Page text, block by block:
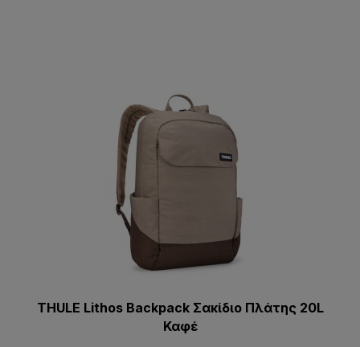
THULE Lithos Backpack Σακίδιο Πλάτης 20L
Καφέ